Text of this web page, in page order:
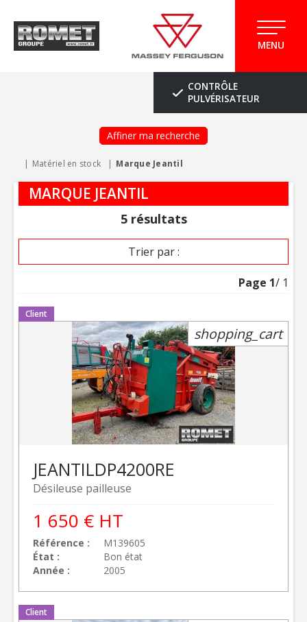
MENU
CONTRÔLE
PULVÉRISATEUR
Affiner ma recherche
Matériel en stock Marque Jeantil
MARQUE JEANTIL
5 résultats
Trier par :
Page 1/ 1
Client
Désileuse pailleuse
JEANTILDP4200RE
Référence
M139605
État
Bon état
Année
2005
1 650 € HT
shopping_cart
Client